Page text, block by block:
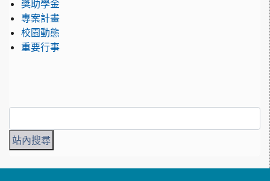
獎助學金
專案計畫
校園動態
重要行事